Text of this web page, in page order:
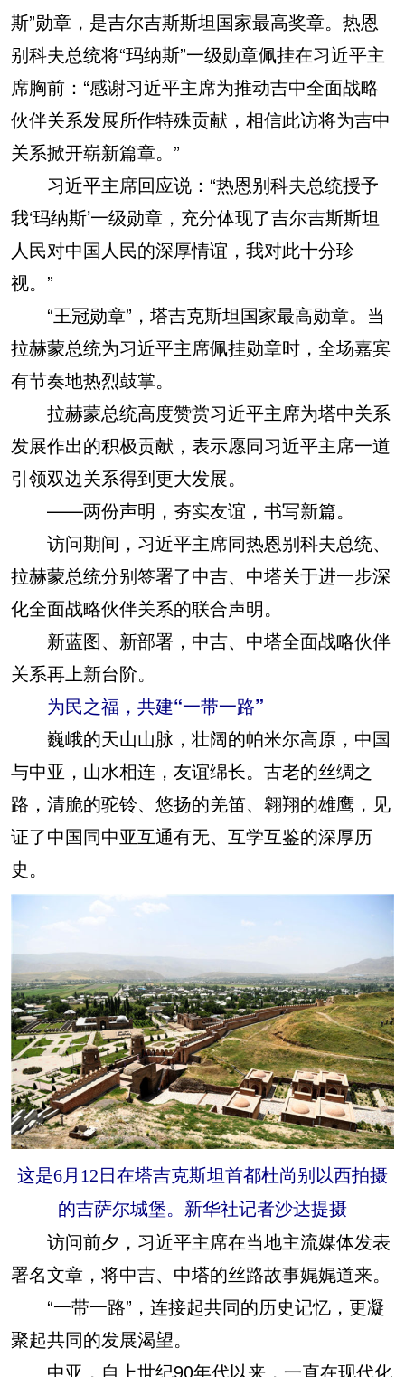
斯”勋章，是吉尔吉斯斯坦国家最高奖章。热恩
别科夫总统将“玛纳斯”一级勋章佩挂在习近平主
席胸前：“感谢习近平主席为推动吉中全面战略
伙伴关系发展所作特殊贡献，相信此访将为吉中
关系掀开崭新篇章。”
习近平主席回应说：“热恩别科夫总统授予
我‘玛纳斯’一级勋章，充分体现了吉尔吉斯斯坦
人民对中国人民的深厚情谊，我对此十分珍
视。”
“王冠勋章”，塔吉克斯坦国家最高勋章。当
拉赫蒙总统为习近平主席佩挂勋章时，全场嘉宾
有节奏地热烈鼓掌。
拉赫蒙总统高度赞赏习近平主席为塔中关系
发展作出的积极贡献，表示愿同习近平主席一道
引领双边关系得到更大发展。
——两份声明，夯实友谊，书写新篇。
访问期间，习近平主席同热恩别科夫总统、
拉赫蒙总统分别签署了中吉、中塔关于进一步深
化全面战略伙伴关系的联合声明。
新蓝图、新部署，中吉、中塔全面战略伙伴
关系再上新台阶。
为民之福，共建“一带一路”
巍峨的天山山脉，壮阔的帕米尔高原，中国
与中亚，山水相连，友谊绵长。古老的丝绸之
路，清脆的驼铃、悠扬的羌笛、翱翔的雄鹰，见
证了中国同中亚互通有无、互学互鉴的深厚历
史。
这是6月12日在塔吉克斯坦首都杜尚别以西拍摄
的吉萨尔城堡。新华社记者沙达提摄
访问前夕，习近平主席在当地主流媒体发表
署名文章，将中吉、中塔的丝路故事娓娓道来。
“一带一路”，连接起共同的历史记忆，更凝
聚起共同的发展渴望。
中亚，自上世纪90年代以来，一直在现代化